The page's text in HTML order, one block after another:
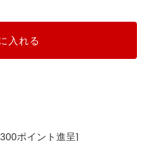
入れる
ポイント進呈]